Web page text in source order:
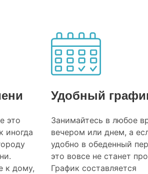
это
иногда
к дому,
Удобный
Занимайтесь в любое
вечером или днем, а
удобно в обеденный
это вовсе не станет
График составляется